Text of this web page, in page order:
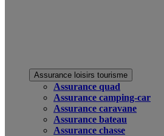
Assurance loisirs tourisme
Assurance quad
Assurance camping-car
Assurance caravane
Assurance bateau
Assurance chasse